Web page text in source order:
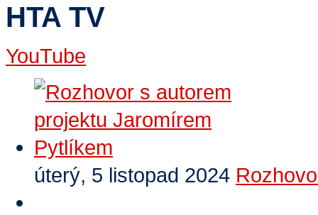
HTA TV
YouTube
úterý, 5 listopad 2024